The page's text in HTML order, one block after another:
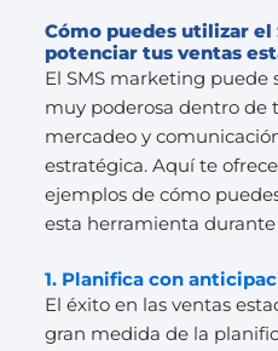
Cómo puedes utilizar el
potenciar tus ventas
El SMS marketing puede
muy poderosa dentro de
mercadeo y
estratégica. Aquí te
ejemplos de cómo
esta herramienta durante
1. Planifica con
El éxito en las ventas
gran medida de la